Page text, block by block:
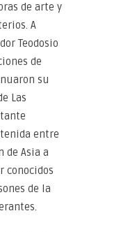
de arte y
A
Teodosio
de
su
Las
entre
de Asia a
conocidos
de la